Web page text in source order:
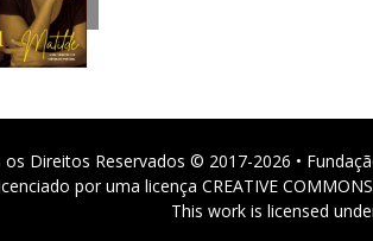
os Direitos Reservados © 2017-2026 •
por uma licença CREATIVE
This work is licensed